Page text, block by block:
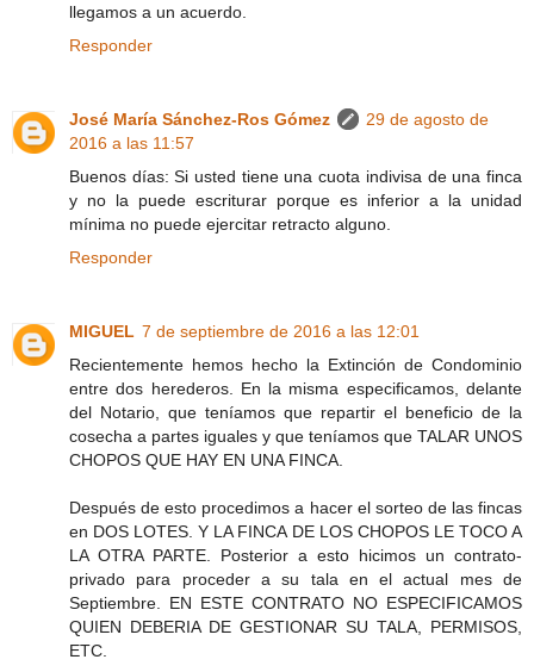
llegamos a un acuerdo.
Responder
José María Sánchez-Ros Gómez
29 de agosto de
2016 a las 11:57
Buenos días: Si usted tiene una cuota indivisa de una finca
y no la puede escriturar porque es inferior a la unidad
mínima no puede ejercitar retracto alguno.
Responder
MIGUEL 7 de septiembre de 2016 a las 12:01
Recientemente hemos hecho la Extinción de Condominio
entre dos herederos. En la misma especificamos, delante
del Notario, que teníamos que repartir el beneficio de la
cosecha a partes iguales y que teníamos que TALAR UNOS
CHOPOS QUE HAY EN UNA FINCA.
Después de esto procedimos a hacer el sorteo de las fincas
en DOS LOTES. Y LA FINCA DE LOS CHOPOS LE TOCO A
LA OTRA PARTE. Posterior a esto hicimos un contrato-
privado para proceder a su tala en el actual mes de
Septiembre. EN ESTE CONTRATO NO ESPECIFICAMOS
QUIEN DEBERIA DE GESTIONAR SU TALA, PERMISOS,
ETC.